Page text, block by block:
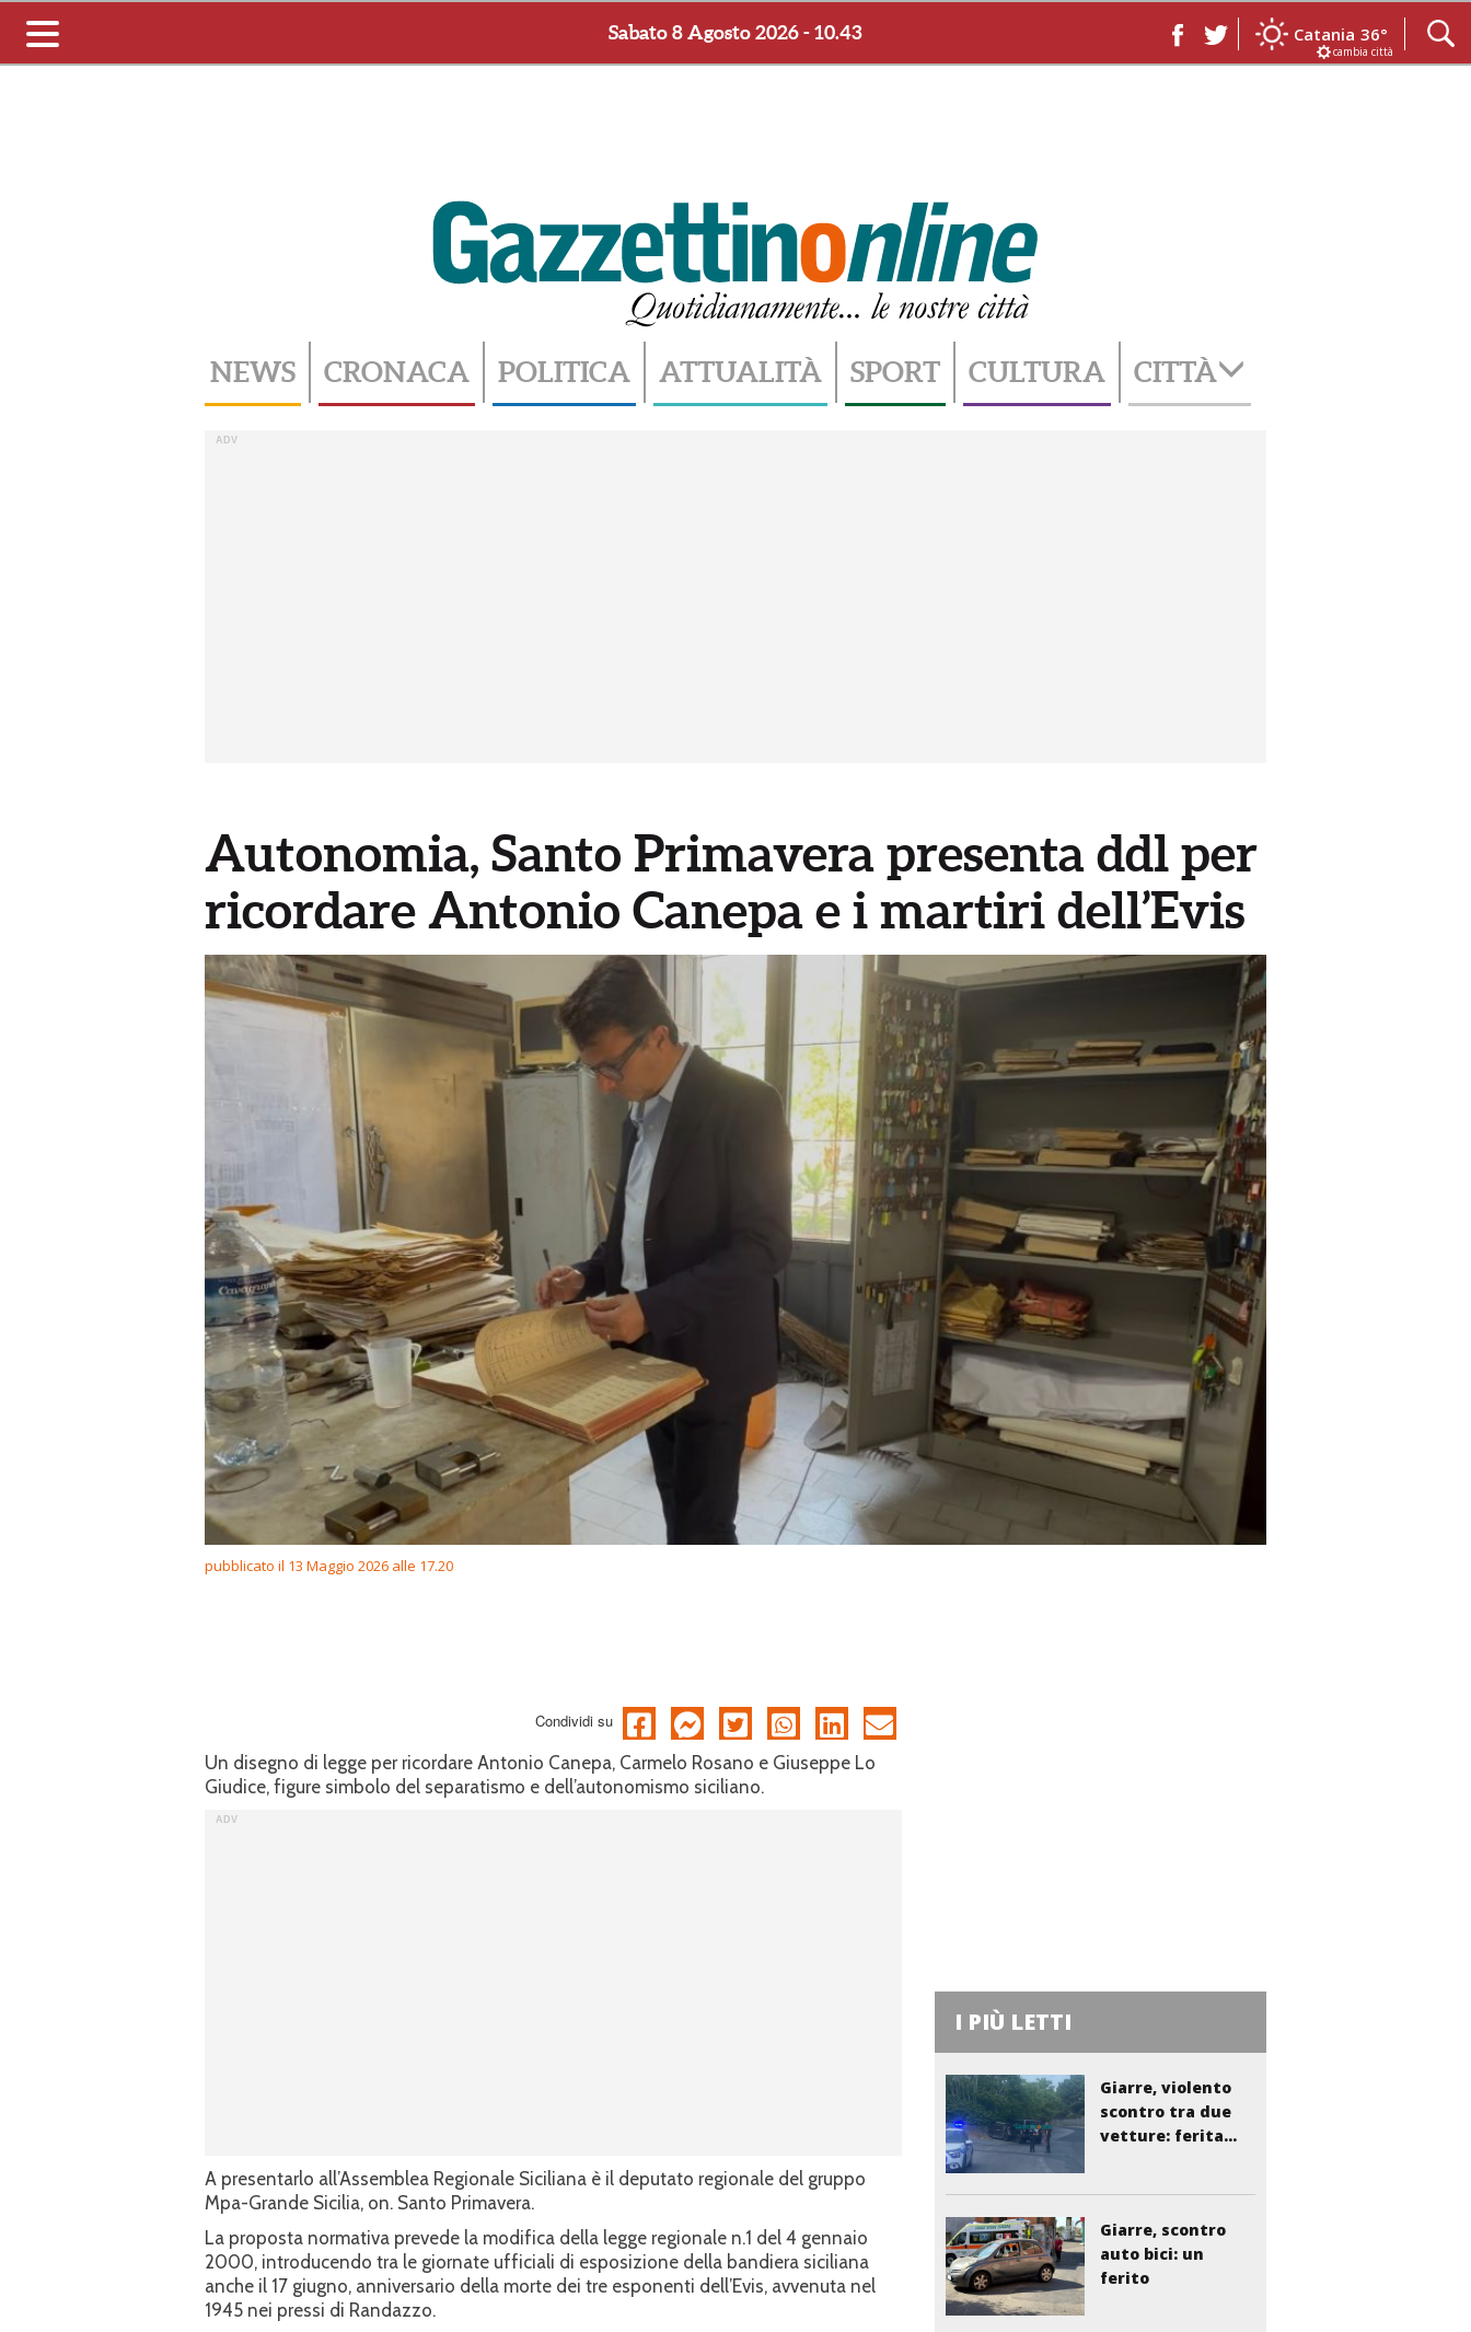
Toggle
navigation
Sabato 8 Agosto 2026 - 10.43 Catania 36°
cambia città
NEWS CRONACA POLITICA ATTUALITÀ SPORT CULTURA CITTÀ
Autonomia, Santo Primavera presenta ddl per
ricordare Antonio Canepa e i martiri dell’Evis
pubblicato il 13 Maggio 2026 alle 17.20
Condividi su
Un disegno di legge per ricordare Antonio Canepa, Carmelo Rosano e Giuseppe Lo
Giudice, figure simbolo del separatismo e dell’autonomismo siciliano.
A presentarlo all’Assemblea Regionale Siciliana è il deputato regionale del gruppo
Mpa-Grande Sicilia, on. Santo Primavera.
La proposta normativa prevede la modifica della legge regionale n.1 del 4 gennaio
2000, introducendo tra le giornate ufficiali di esposizione della bandiera siciliana
anche il 17 giugno, anniversario della morte dei tre esponenti dell’Evis, avvenuta nel
1945 nei pressi di Randazzo.
I PIÙ LETTI
Giarre, violento
scontro tra due
vetture: ferita...
Giarre, scontro
auto bici: un
ferito